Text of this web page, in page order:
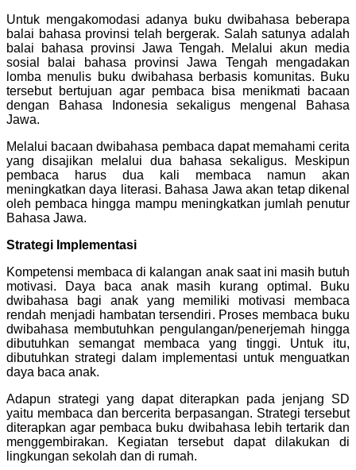
Untuk mengakomodasi adanya buku dwibahasa beberapa
balai bahasa provinsi telah bergerak. Salah satunya adalah
balai bahasa provinsi Jawa Tengah. Melalui akun media
sosial balai bahasa provinsi Jawa Tengah mengadakan
lomba menulis buku dwibahasa berbasis komunitas. Buku
tersebut bertujuan agar pembaca bisa menikmati bacaan
dengan Bahasa Indonesia sekaligus mengenal Bahasa
Jawa.
Melalui bacaan dwibahasa pembaca dapat memahami cerita
yang disajikan melalui dua bahasa sekaligus. Meskipun
pembaca harus dua kali membaca namun akan
meningkatkan daya literasi. Bahasa Jawa akan tetap dikenal
oleh pembaca hingga mampu meningkatkan jumlah penutur
Bahasa Jawa.
Strategi Implementasi
Kompetensi membaca di kalangan anak saat ini masih butuh
motivasi. Daya baca anak masih kurang optimal. Buku
dwibahasa bagi anak yang memiliki motivasi membaca
rendah menjadi hambatan tersendiri. Proses membaca buku
dwibahasa membutuhkan pengulangan/penerjemah hingga
dibutuhkan semangat membaca yang tinggi. Untuk itu,
dibutuhkan strategi dalam implementasi untuk menguatkan
daya baca anak.
Adapun strategi yang dapat diterapkan pada jenjang SD
yaitu membaca dan bercerita berpasangan. Strategi tersebut
diterapkan agar pembaca buku dwibahasa lebih tertarik dan
menggembirakan. Kegiatan tersebut dapat dilakukan di
lingkungan sekolah dan di rumah.